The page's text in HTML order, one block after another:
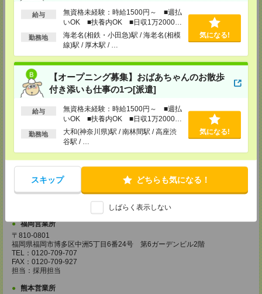
給与
無資格未経験：時給1500円～ ■週払
いOK ■扶養内OK ■日収1万2000円
以上
勤務地
海老名(相鉄・小田急)駅 / 海老名(相模
線)駅 / 厚木駅 / …
気になる!
【オープニング募集】おばあちゃんのお散歩
付き添いも仕事の1つ[派遣]
給与
無資格未経験：時給1500円～ ■週払
いOK ■扶養内OK ■日収1万2000円
以上
勤務地
大和(神奈川県)駅 / 南林間駅 / 高座渋
谷駅 / …
気になる!
スキップ どちらも気になる！
しばらく表示しない
〒650-0044
兵庫県神戸市中央区東川崎町1丁目3番3号 神戸ハーバーランドセンタービ
TEL：0120-995-984
FAX：0120-709-785
担当：採用担当
広島営業所
〒730-0031
広島県広島市中区紙屋町2丁目1番地22号 広島興銀ビル11階
TEL：0120-709-707
FAX：0120-934-504
松山営業所
愛媛県松山市三番町7丁目1番地21号 ジブラルタ生命松山ビル8階
福岡営業所
〒810-0801
福岡県福岡市博多区中洲5丁目6番24号 第6ガーデンビル2階
TEL：0120-709-707
FAX：0120-709-927
担当：採用担当
熊本営業所